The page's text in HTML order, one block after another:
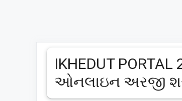
IKHEDUT
ઓનલાઇન અરજી